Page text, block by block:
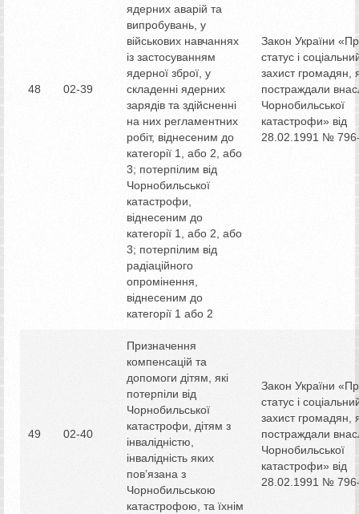
48 02-39
ядерних аварій та
випробувань, у
військових навчаннях
із застосуванням
ядерної зброї, у
складенні ядерних
зарядів та здійсненні
на них регламентних
робіт, віднесеним до
категорії 1, або 2, або
3; потерпілим від
Чорнобильської
катастрофи,
віднесеним до
категорії 1, або 2, або
3; потерпілим від
радіаційного
опромінення,
віднесеним до
категорії 1 або 2
Закон України
статус і
захист громадян,
постраждали
Чорнобильської
катастрофи» від
28.02.1991 №
49 02-40
Призначення
компенсацій та
допомоги дітям, які
потерпіли від
Чорнобильської
катастрофи, дітям з
інвалідністю,
інвалідність яких
пов’язана з
Чорнобильською
катастрофою, та їхнім
Закон України
статус і
захист громадян,
постраждали
Чорнобильської
катастрофи» від
28.02.1991 №